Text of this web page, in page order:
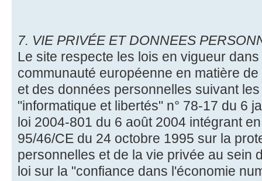
7. VIE PRIVÉE ET DONNEES
Le site respecte les lois en vigueur
communauté européenne en matière
et des données personnelles suivant
"informatique et libertés" n° 78-17 du 6
loi 2004-801 du 6 août 2004 intégrant
95/46/CE du 24 octobre 1995 sur la
personnelles et de la vie privée au sein
loi sur la "confiance dans l'économie